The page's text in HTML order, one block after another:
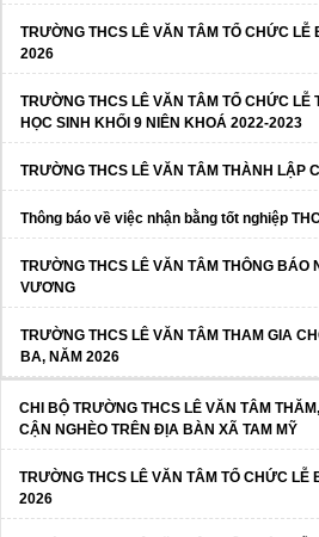
TRƯỜNG THCS LÊ VĂN TÂM TỔ CHỨC LỄ
2026
TRƯỜNG THCS LÊ VĂN TÂM TỔ CHỨC LỄ
HỌC SINH KHỐI 9 NIÊN KHOÁ 2022-2023
TRƯỜNG THCS LÊ VĂN TÂM THÀNH LẬP
Thông báo về việc nhận bằng tốt nghiệp
TRƯỜNG THCS LÊ VĂN TÂM THÔNG BÁO
VƯƠNG
TRƯỜNG THCS LÊ VĂN TÂM THAM GIA
BA, NĂM 2026
CHI BỘ TRƯỜNG THCS LÊ VĂN TÂM
CẬN NGHÈO TRÊN ĐỊA BÀN XÃ TAM MỸ
TRƯỜNG THCS LÊ VĂN TÂM TỔ CHỨC LỄ
2026